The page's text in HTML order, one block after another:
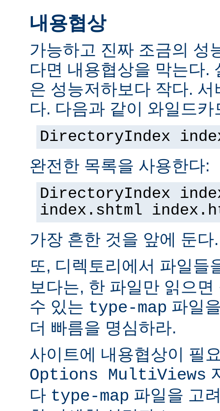
내용협상
가능하고 진짜 조금의 성
다면 내용협상을 막는다.
은 성능저하보다 작다.
다. 다음과 같이 와일드
DirectoryIndex
완전한 목록을 사용한다:
DirectoryIndex
index.shtml
가장 흔한 것을 앞에 둔다.
또, 디렉토리에서 파일들
보다는, 한 파일만 읽으
수 있는 type-map 파일
더 빠름을 명심하라.
사이트에 내용협상이 필
Options MultiViews
다 type-map 파일을 고